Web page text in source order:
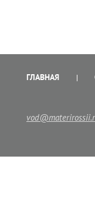
ГЛАВНАЯ